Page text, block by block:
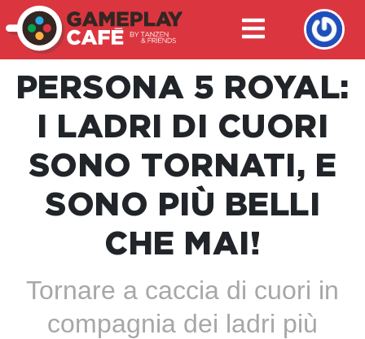
PERSONA 5 ROYAL:
I LADRI DI CUORI
SONO TORNATI, E
SONO PIÙ BELLI
CHE MAI!
Tornare a caccia di cuori in
compagnia dei ladri più